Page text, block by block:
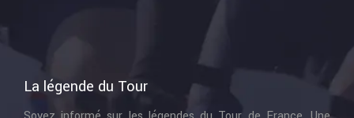
La légende du Tour